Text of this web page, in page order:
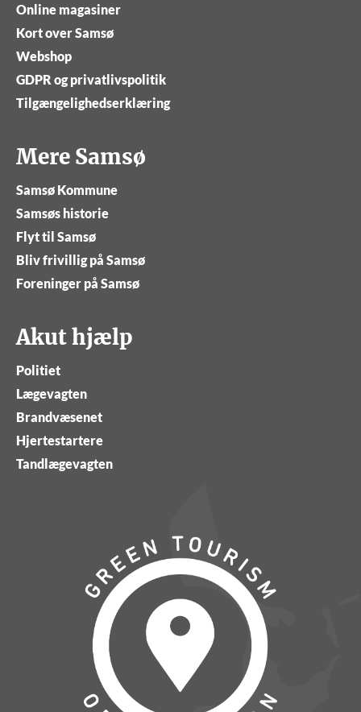
Online magasiner
Kort over Samsø
Webshop
GDPR og privatlivspolitik
Tilgængelighedserklæring
Mere Samsø
Samsø Kommune
Samsøs historie
Flyt til Samsø
Bliv frivillig på Samsø
Foreninger på Samsø
Akut hjælp
Politiet
Lægevagten
Brandvæsenet
Hjertestartere
Tandlægevagten